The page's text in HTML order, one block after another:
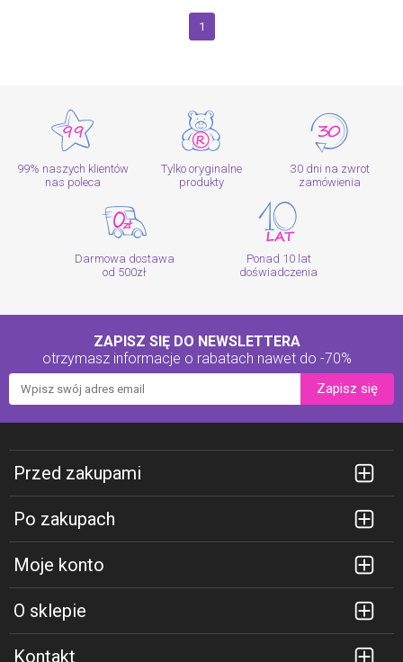
1
99% naszych klientów
nas poleca
Tylko oryginalne
produkty
30 dni na zwrot
zamówienia
Darmowa dostawa
od 500zł
Ponad 10 lat
doświadczenia
ZAPISZ SIĘ DO NEWSLETTERA
otrzymasz informacje o rabatach nawet do -70%
Zapisz się
Przed zakupami
Po zakupach
Moje konto
O sklepie
Kontakt